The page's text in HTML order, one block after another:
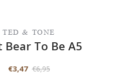
TED & TONE
Bear To Be A5
€3,47 €6,95